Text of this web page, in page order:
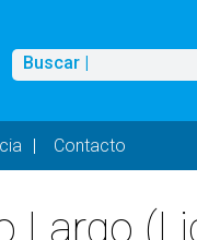
Buscar
Buscar |
Contacto
Largo